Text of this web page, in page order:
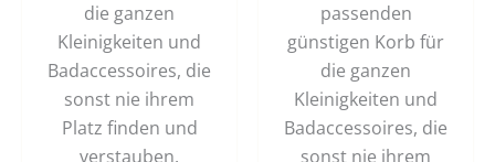
die ganzen
Kleinigkeiten und
Badaccessoires, die
sonst nie ihrem
Platz finden und
verstauben.
passenden
günstigen Korb für
die ganzen
Kleinigkeiten und
Badaccessoires, die
sonst nie ihrem